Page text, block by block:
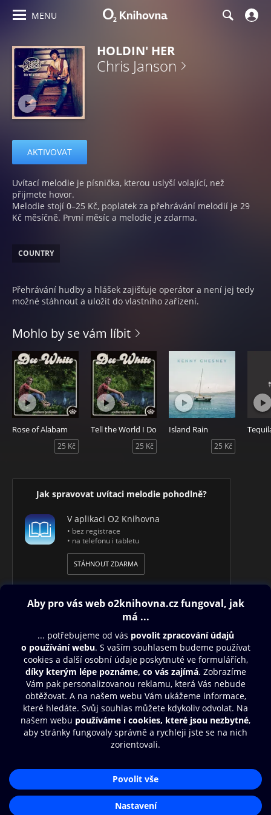
MENU
HOLDIN' HER
Chris Janson
AKTIVOVAT
Uvítací melodie je písnička, kterou uslyší volající, než
přijmete hovor.
Melodie stojí 0–25 Kč, poplatek za přehrávání melodií je 29
Kč měsíčně. První měsíc a melodie je zdarma.
COUNTRY
Přehrávání hudby a hlášek zajišťuje operátor a není jej tedy
možné stáhnout a uložit do vlastního zařízení.
Mohlo by se vám líbit
Rose of Alabam
25 Kč
Tell the World I Do
25 Kč
Island Rain
25 Kč
Jak spravovat uvítaci melodie pohodlně?
V aplikaci O2 Knihovna
• bez registrace
• na telefonu i tabletu
STÁHNOUT ZDARMA
Obsah ke stažení
Moje O2 Knihovna
Další zábava
© O2 Czech Republic a.s.
Zásady zpracování osobních údajůAplikace O2 Knihovna
Čti a poslouchej své e-knihy a